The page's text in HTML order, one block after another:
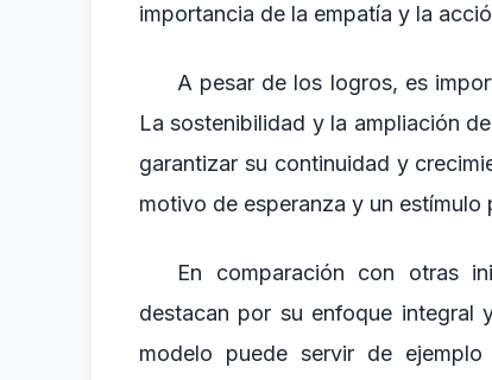
importancia de la empatía y la
A pesar de los logros, es
La sostenibilidad y la ampliación
garantizar su continuidad y
motivo de esperanza y un estímulo
En comparación con otras
destacan por su enfoque integral
modelo puede servir de